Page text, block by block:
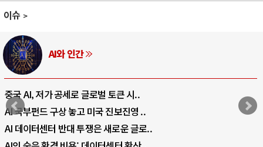
이슈
로벌 토큰 시..
미국 진보진영 ..
쟁은 새로운 글로..
전쟁의 추상화: 우
EU·우크라이나